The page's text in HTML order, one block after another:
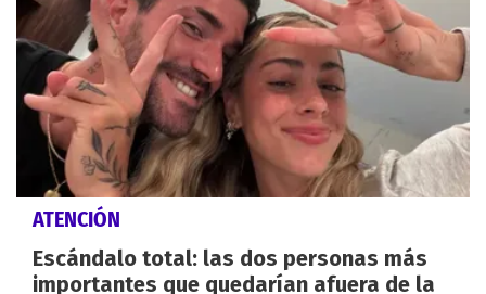
ATENCIÓN
Escándalo total: las dos personas más
importantes que quedarían afuera de la